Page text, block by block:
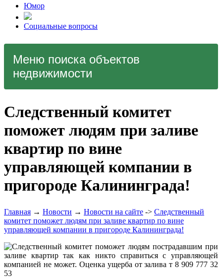
Юмор
Социальные вопросы
Меню поиска объектов
недвижимости
Следственный комитет
поможет людям при заливе
квартир по вине
управляющей компании в
пригороде Калининграда!
Главная → Новости → Новости на сайте -> Следственный
комитет поможет людям при заливе квартир по вине
управляющей компании в пригороде Калининграда!